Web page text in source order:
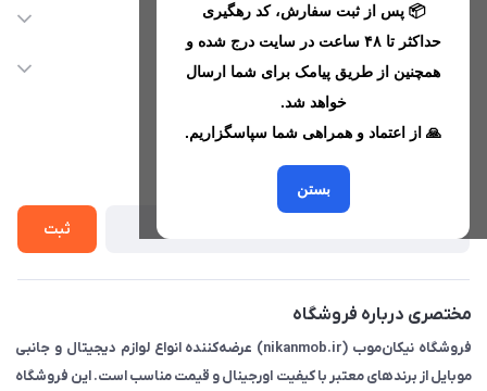
📦 پس از ثبت سفارش، کد رهگیری
حداکثر تا ۴۸ ساعت در سایت درج شده و
همچنین از طریق پیامک برای شما ارسال
خواهد شد.
🙏 از اعتماد و همراهی شما سپاسگزاریم.
بستن
09221680256 - 09373782289
nikanmobstore@gmail.com
هرمزگان، بندرخمیر، شهرک رودبار
دسترسی سریع
حساب کاربری
لیست محصولات
خدمات مشتریان
حریم خصوصی
از جدید‌ترین تخفیف‌ها با‌ خبر شوید
ثبت
مختصری درباره فروشگاه
فروشگاه نیکان‌موب (nikanmob.ir) عرضه‌کننده انواع لوازم دیجیتال و جانبی
موبایل از برندهای معتبر با کیفیت اورجینال و قیمت مناسب است. این فروشگاه